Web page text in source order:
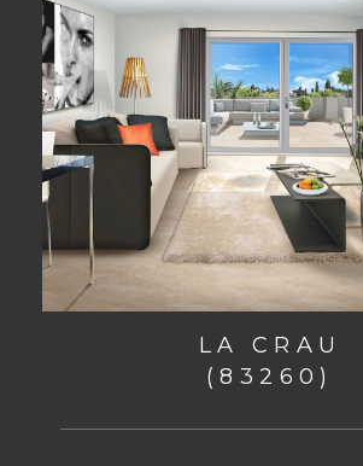
LA CRAU
(83260)